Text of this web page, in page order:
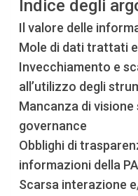
Indice degli
Il valore delle
Mole di dati trattati
Invecchiamento e
all’utilizzo degli
Mancanza di
governance
Obblighi di
informazioni della PA
Scarsa interazione